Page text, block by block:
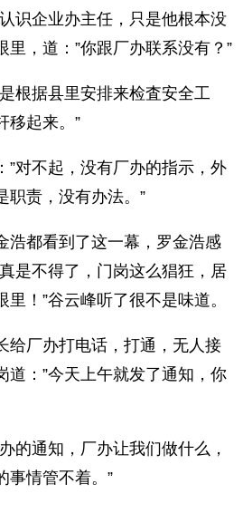
识企业办主任，只是他根本没
里，道：”你跟厂办联系没有？”
根据县里安排来检査安全工
移起来。”
”对不起，没有厂办的指示，外
职责，没有办法。”
浩都看到了这一幕，罗金浩感
是不得了，门岗这么猖狂，居
！”谷云峰听了很不是味道。
给厂办打电话，打通，无人接
道：”今天上午就发了通知，你
的通知，厂办让我们做什么，
事情管不着。”